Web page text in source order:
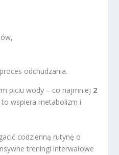
odchudzania.
piciu wody – co najmniej 2
wspiera metabolizm i
codzienną rutynę o
treningi interwałowe